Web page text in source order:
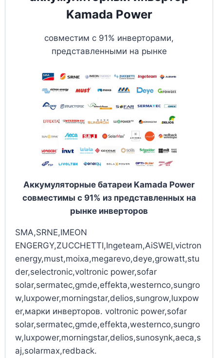
Kamada Power
совместим с 91% инверторами,
представленными на рынке
Аккумуляторные батареи Kamada Power
совместимы с 91% из представленных на
рынке инверторов
SMA,SRNE,IMEON
ENGERGY,ZUCCHETTI,Ingeteam,AiSWEI,victron
energy,must,moixa,megarevo,deye,growatt,stu
der,selectronic,voltronic power,sofar
solar,sermatec,gmde,effekta,westernco,sungro
w,luxpower,morningstar,delios,sungrow,luxpow
er,марки инверторов. voltronic power,sofar
solar,sermatec,gmde,effekta,westernco,sungro
w,luxpower,morningstar,delios,sunosynk,aeca,s
aj,solarmax,redback.